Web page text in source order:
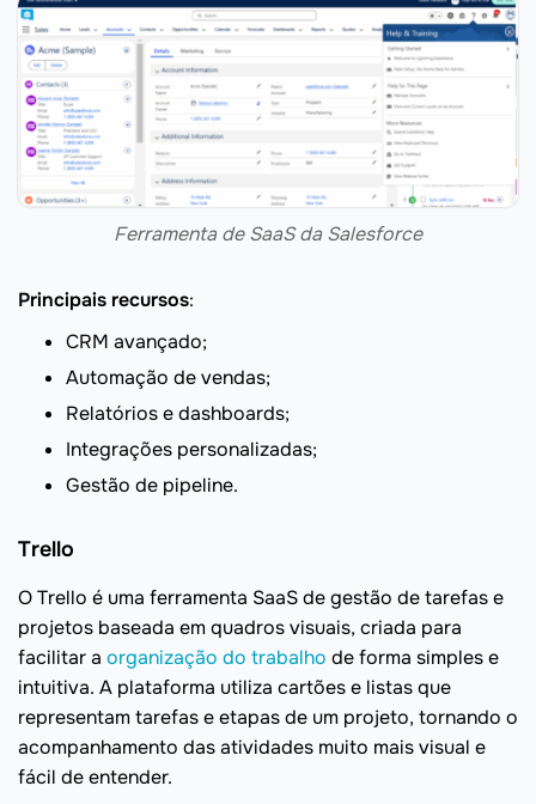
Ferramenta de SaaS da Salesforce
Principais recursos:
CRM avançado;
Automação de vendas;
Relatórios e dashboards;
Integrações personalizadas;
Gestão de pipeline.
Trello
O Trello é uma ferramenta SaaS de gestão de tarefas e
projetos baseada em quadros visuais, criada para
facilitar a organização do trabalho de forma simples e
intuitiva. A plataforma utiliza cartões e listas que
representam tarefas e etapas de um projeto, tornando o
acompanhamento das atividades muito mais visual e
fácil de entender.